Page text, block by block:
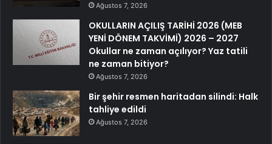
Ağustos 7, 2026
OKULLARIN AÇILIŞ TARİHİ 2026 (MEB
YENİ DÖNEM TAKVİMİ) 2026 – 2027
Okullar ne zaman açılıyor? Yaz tatili
ne zaman bitiyor?
Ağustos 7, 2026
Bir şehir resmen haritadan silindi: Halk
tahliye edildi
Ağustos 7, 2026